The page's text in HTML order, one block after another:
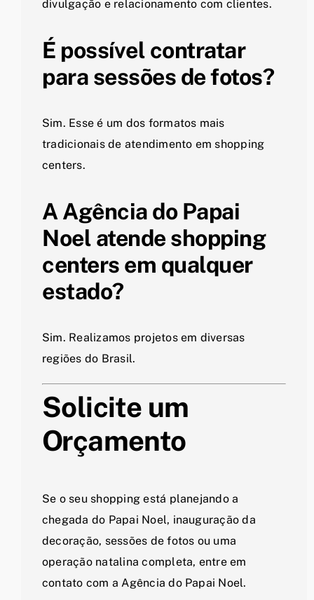
divulgação e relacionamento com clientes.
É possível contratar
para sessões de fotos?
Sim. Esse é um dos formatos mais
tradicionais de atendimento em shopping
centers.
A Agência do Papai
Noel atende shopping
centers em qualquer
estado?
Sim. Realizamos projetos em diversas
regiões do Brasil.
Solicite um
Orçamento
Se o seu shopping está planejando a
chegada do Papai Noel, inauguração da
decoração, sessões de fotos ou uma
operação natalina completa, entre em
contato com a Agência do Papai Noel.